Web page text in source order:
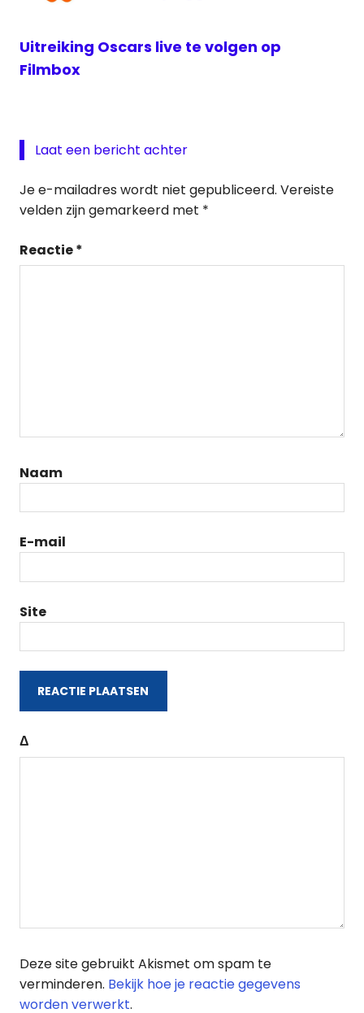
Uitreiking Oscars live te volgen op
Filmbox
Laat een bericht achter
Je e-mailadres wordt niet gepubliceerd. Vereiste
velden zijn gemarkeerd met *
Reactie*
Naam
E-mail
Site
Δ
Deze site gebruikt Akismet om spam te
verminderen. Bekijk hoe je reactie gegevens
worden verwerkt.